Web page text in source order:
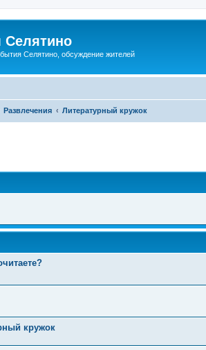
Селятино, обсуждение жителей
Развлечения Литературный кружок
кружок